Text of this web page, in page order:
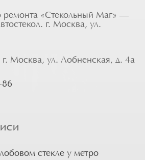
ремонта «Стекольный Маг» —
г. Москва, ул.
Москва, ул. Лобненская, д. 4а
стекле у метро